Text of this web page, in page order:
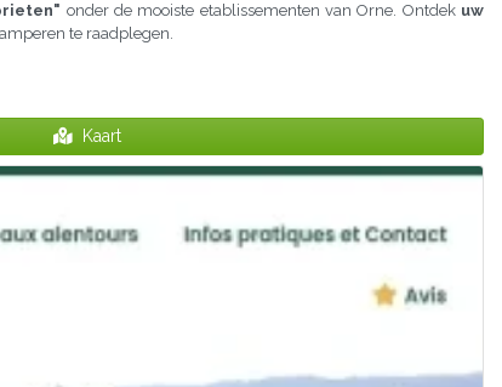
onder de mooiste etablissementen van Orne. Ontdek uw
te raadplegen.
Kaart